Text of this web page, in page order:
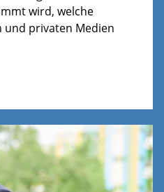
wird, welche
privaten Medien